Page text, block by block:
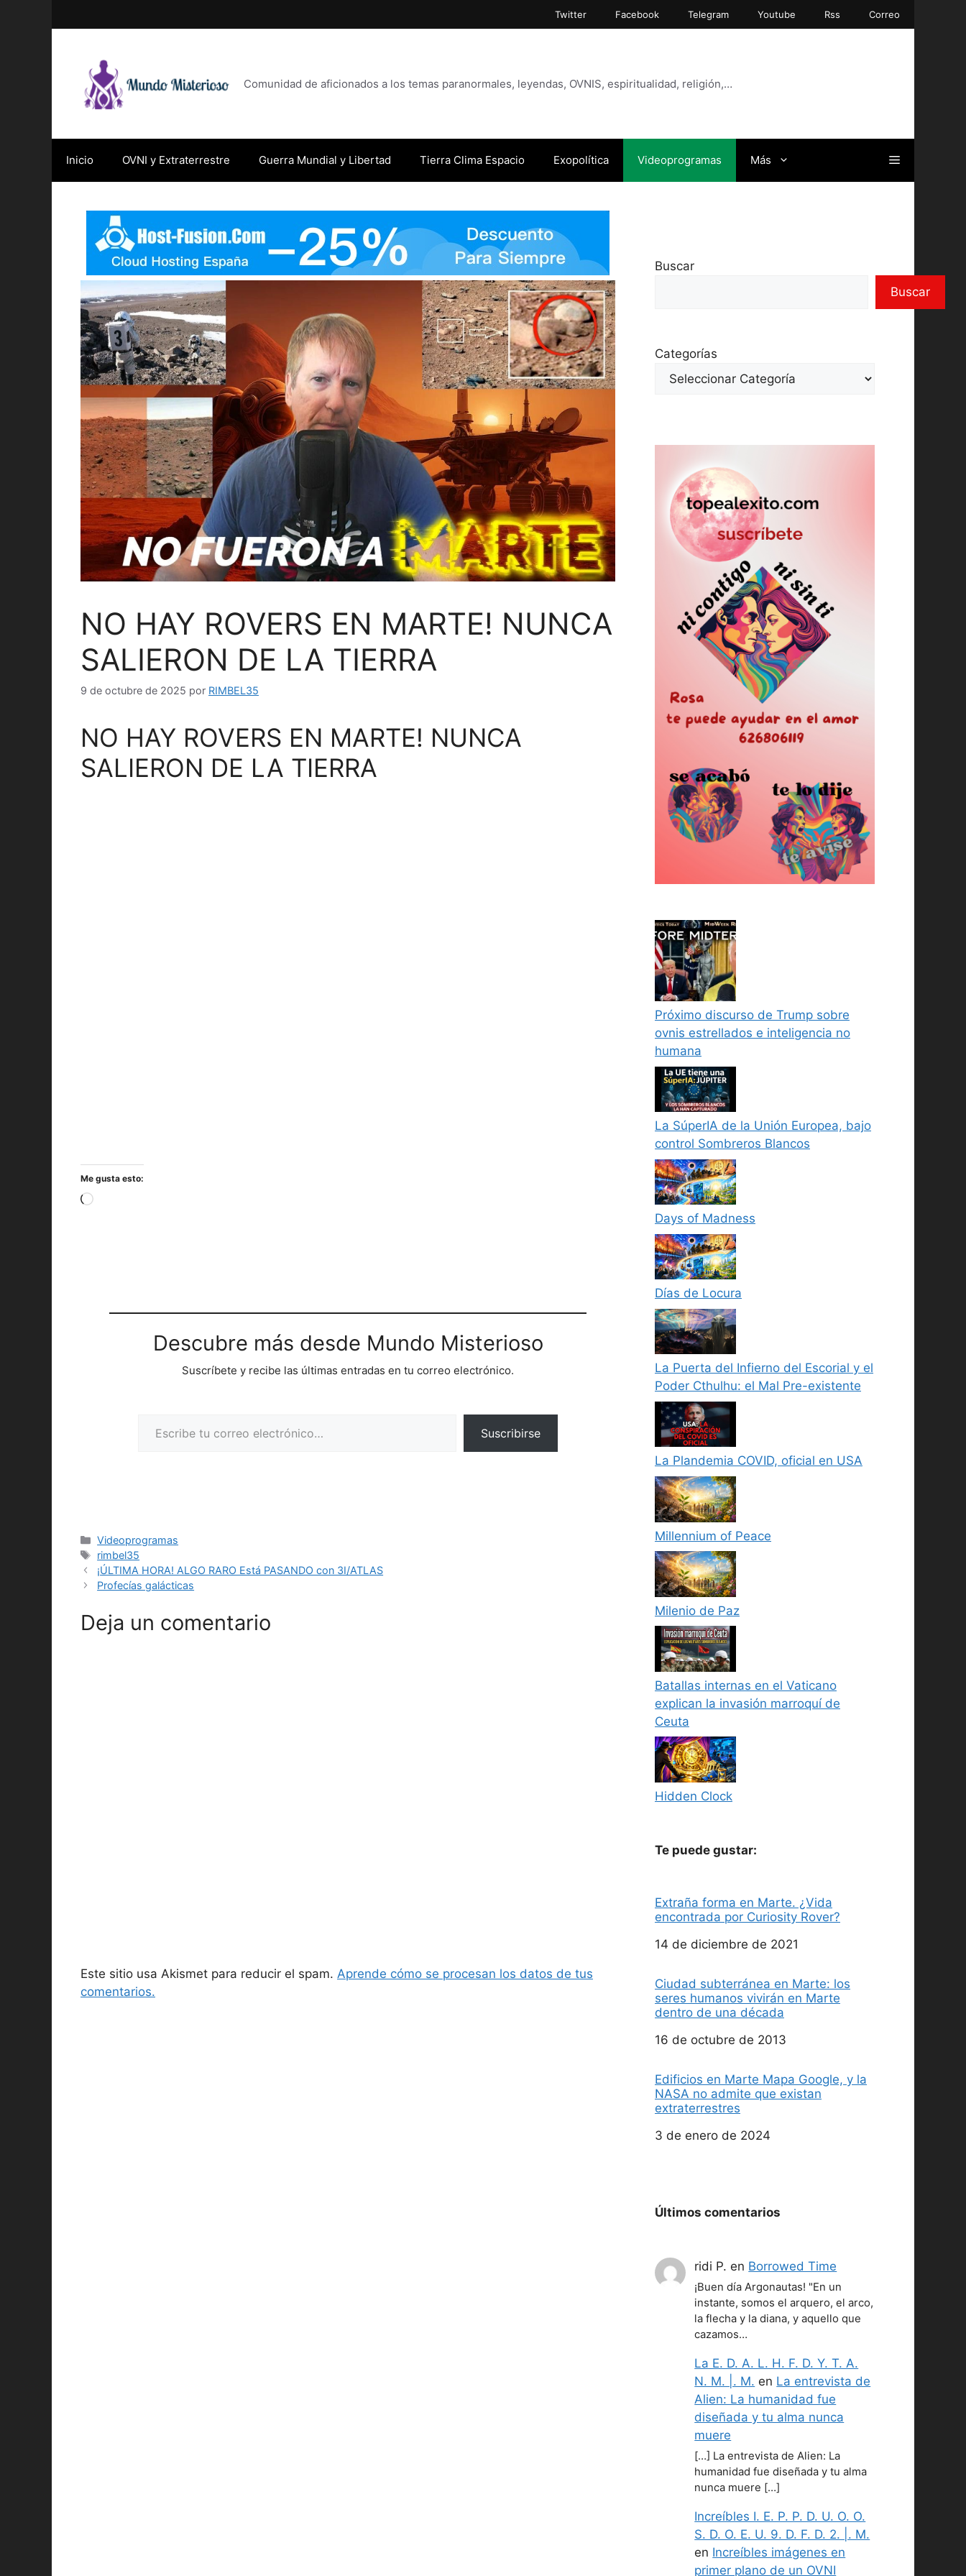
Twitter Facebook Telegram Youtube Rss Correo
Comunidad de aficionados a los temas paranormales, leyendas, OVNIS, espiritualidad, religión,…
Inicio OVNI y Extraterrestre Guerra Mundial y Libertad Tierra Clima Espacio Exopolítica Videoprogramas Más
NO HAY ROVERS EN MARTE! NUNCA
SALIERON DE LA TIERRA
9 de octubre de 2025 por RIMBEL35
NO HAY ROVERS EN MARTE! NUNCA
SALIERON DE LA TIERRA
Me gusta esto:
Cargando...
Descubre más desde Mundo Misterioso
Suscríbete y recibe las últimas entradas en tu correo electrónico.
Suscribirse
Categorías
Videoprogramas
Etiquetas
rimbel35
¡ÚLTIMA HORA! ALGO RARO Está PASANDO con 3I/ATLAS
Profecías galácticas
Deja un comentario
Este sitio usa Akismet para reducir el spam. Aprende cómo se procesan los datos de tus
comentarios.
Buscar
Buscar
Categorías
Próximo discurso de Trump sobre
ovnis estrellados e inteligencia no
humana
La SúperIA de la Unión Europea, bajo
control Sombreros Blancos
Days of Madness
Días de Locura
La Puerta del Infierno del Escorial y el
Poder Cthulhu: el Mal Pre-existente
La Plandemia COVID, oficial en USA
Millennium of Peace
Milenio de Paz
Batallas internas en el Vaticano
explican la invasión marroquí de
Ceuta
Hidden Clock
Te puede gustar:
Extraña forma en Marte. ¿Vida
encontrada por Curiosity Rover?
Fecha
14 de diciembre de 2021
Ciudad subterránea en Marte: los
seres humanos vivirán en Marte
dentro de una década
Fecha
16 de octubre de 2013
Edificios en Marte Mapa Google, y la
NASA no admite que existan
extraterrestres
Fecha
3 de enero de 2024
Últimos comentarios
ridi P. en Borrowed Time
¡Buen día Argonautas! "En un
instante, somos el arquero, el arco,
la flecha y la diana, y aquello que
cazamos…
La E. D. A. L. H. F. D. Y. T. A.
N. M. |. M. en La entrevista de
Alien: La humanidad fue
diseñada y tu alma nunca
muere
[…] La entrevista de Alien: La
humanidad fue diseñada y tu alma
nunca muere […]
Increíbles I. E. P. P. D. U. O. O.
S. D. O. E. U. 9. D. F. D. 2. |. M.
en Increíbles imágenes en
primer plano de un OVNI